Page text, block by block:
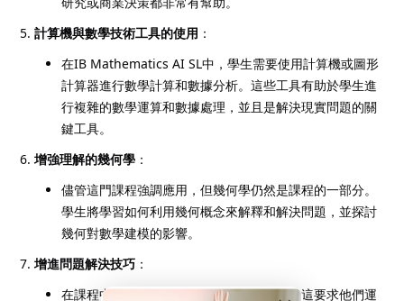
計算機與數學技術工具的使用 ：
在IB Mathematics AI SL中，學生需要使用計算機或圖形
計算器進行數學計算和數據分析。這些工具有助於學生進
行複雜的數學運算和數據處理，並且是解決現實問題的關
鍵工具。
增強理解的幾何學 ：
儘管這門課程強調應用，但幾何學仍然是課程的一部分。
學生將學習如何利用幾何概念來解釋和解決問題，並探討
幾何對數學建模的影響。
增進問題解決技巧 ：
在課程中，學生將經常面臨開放式的問題，這要求他們運